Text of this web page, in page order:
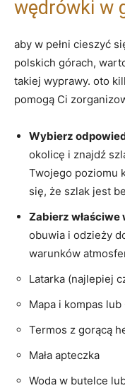
wędrówki w
aby w pełni cieszyć
polskich górach,
takiej wyprawy. oto
pomogą Ci
Wybierz
okolicę i znajdź
Twojego ⁣poziomu​
się, że szlak jest
Zabierz właściwe
obuwia i odzieży
warunków
Latarka (najlepiej
Mapa i kompas lub
Termos z gorącą
Mała apteczka
Woda w butelce